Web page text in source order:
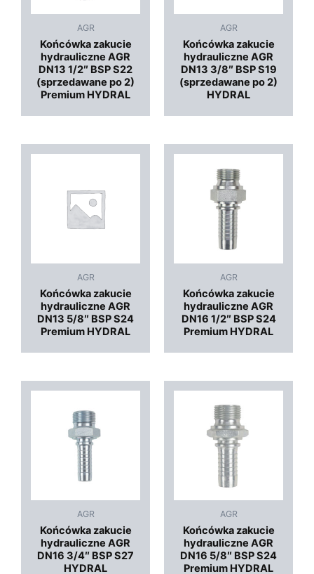
AGR
Końcówka zakucie
hydrauliczne AGR
DN13 1/2″ BSP S22
(sprzedawane po 2)
Premium HYDRAL
AGR
Końcówka zakucie
hydrauliczne AGR
DN13 3/8″ BSP S19
(sprzedawane po 2)
HYDRAL
AGR
Końcówka zakucie
hydrauliczne AGR
DN13 5/8″ BSP S24
Premium HYDRAL
AGR
Końcówka zakucie
hydrauliczne AGR
DN16 1/2″ BSP S24
Premium HYDRAL
AGR
Końcówka zakucie
hydrauliczne AGR
DN16 3/4″ BSP S27
HYDRAL
AGR
Końcówka zakucie
hydrauliczne AGR
DN16 5/8″ BSP S24
Premium HYDRAL